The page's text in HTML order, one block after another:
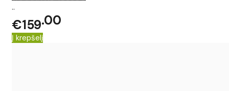
..
€159 00
Į krepšelį